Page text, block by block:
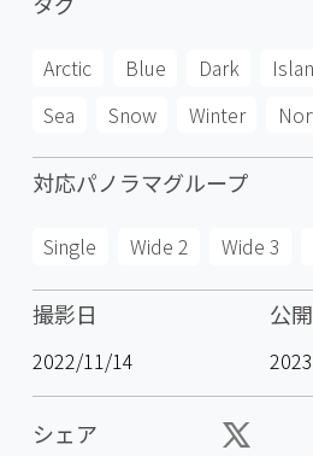
Arctic Blue Dark
Sea
Snow Winter
対応パノラマグループ
Single Wide 2 Wide 3
撮影日
2022/11/14
公
シェア